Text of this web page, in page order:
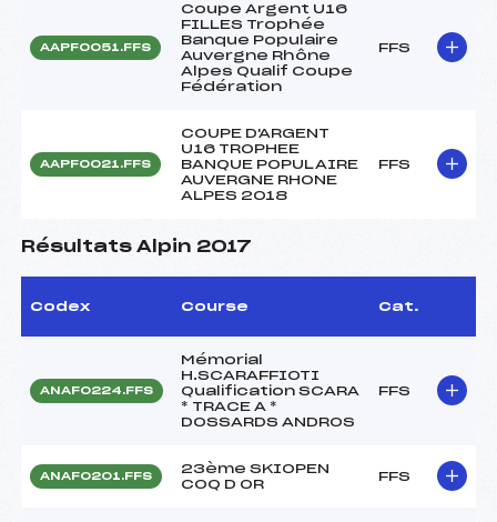
AAPF0051.FFS
Coupe Argent U16
FILLES Trophée
Banque Populaire
Auvergne Rhône
Alpes Qualif Coupe
Fédération
FFS
AAPF0021.FFS
COUPE D'ARGENT
U16 TROPHEE
BANQUE POPULAIRE
AUVERGNE RHONE
ALPES 2018
FFS
Résultats Alpin 2017
Codex Course Cat.
ANAF0224.FFS
Mémorial
H.SCARAFFIOTI
Qualification SCARA
* TRACE A *
DOSSARDS ANDROS
FFS
ANAF0201.FFS
23ème SKIOPEN
COQ D OR
FFS